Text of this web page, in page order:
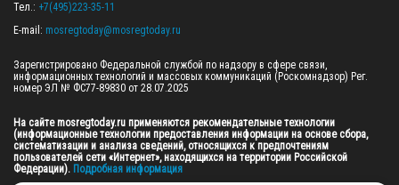
Тел.: +7(495)223-35-11
E-mail: mosregtoday@mosregtoday.ru
Зарегистрировано Федеральной службой по надзору в сфере связи,
информационных технологий и массовых коммуникаций (Роскомнадзор) Рег.
номер ЭЛ № ФС77-89830 от 28.07.2025
На сайте mosregtoday.ru применяются рекомендательные технологии
(информационные технологии предоставления информации на основе сбора,
систематизации и анализа сведений, относящихся к предпочтениям
пользователей сети «Интернет», находящихся на территории Российской
Федерации). Подробная информация